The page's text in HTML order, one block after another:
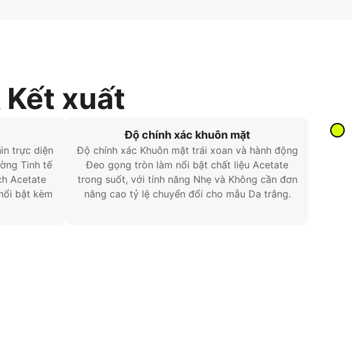
Kết xuất
trực diện
Tinh tế
Acetate
bật kèm
Độ chính xác khuôn mặt
Độ chính xác Khuôn mặt trái xoan và hành động
Đeo gọng tròn làm nổi bật chất liệu Acetate
trong suốt, với tính năng Nhẹ và Không cần đơn
nâng cao tỷ lệ chuyển đổi cho mẫu Da trắng.